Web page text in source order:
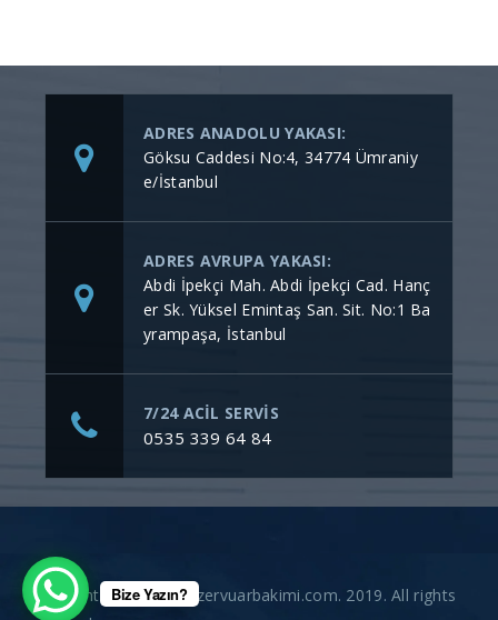
ADRES ANADOLU YAKASI:
Göksu Caddesi No:4, 34774 Ümraniy
e/İstanbul
ADRES AVRUPA YAKASI:
Abdi İpekçi Mah. Abdi İpekçi Cad. Hanç
er Sk. Yüksel Emintaş San. Sit. No:1 Ba
yrampaşa, İstanbul
7/24 ACİL SERVİS
0535 339 64 84
Copyright © gommerezervuarbakimi.com. 2019. All rights
Bize Yazın?